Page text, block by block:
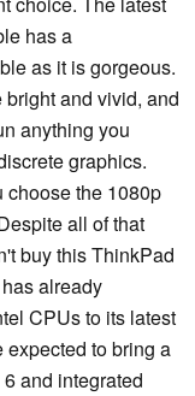
has a
as it is gorgeous.
and vivid, and
anything you
graphics.
choose the 1080p
all of that
buy this ThinkPad
already
CPUs to its latest
to bring a
and integrated